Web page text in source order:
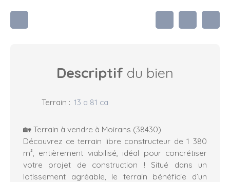
Descriptif du bien
Terrain : 13 a 81 ca
🏡 Terrain à vendre à Moirans (38430)
Découvrez ce terrain libre constructeur de 1 380
m², entièrement viabilisé, idéal pour concrétiser
votre projet de construction ! Situé dans un
lotissement agréable, le terrain bénéficie d’un